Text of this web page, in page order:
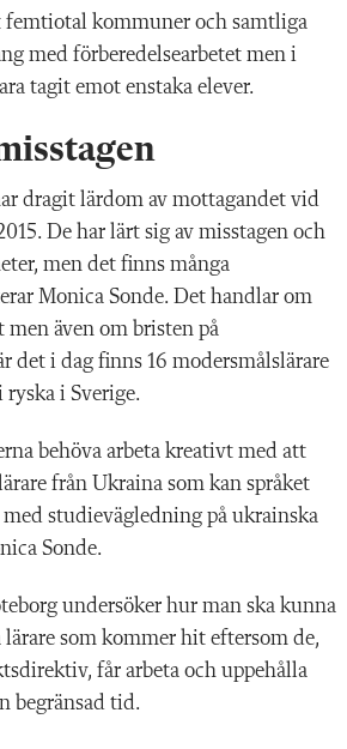
femtiotal kommuner och samtliga
med förberedelsearbetet men i
tagit emot enstaka elever.
dragit lärdom av mottagandet vid
De har lärt sig av misstagen och
men det finns många
Monica Sonde. Det handlar om
även om bristen på
det i dag finns 16 modersmålslärare
i Sverige.
behöva arbeta kreativt med att
från Ukraina som kan språket
studievägledning på ukrainska
Sonde.
undersöker hur man ska kunna
som kommer hit eftersom de,
får arbeta och uppehålla
begränsad tid.